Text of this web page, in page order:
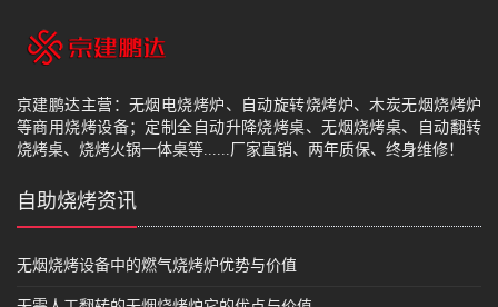
京建鹏达主营：无烟电烧烤炉、自动旋转烧烤炉、木炭无烟烧烤炉
等商用烧烤设备；定制全自动升降烧烤桌、无烟烧烤桌、自动翻转
烧烤桌、烧烤火锅一体桌等......厂家直销、两年质保、终身维修！
自助烧烤资讯
无烟烧烤设备中的燃气烧烤炉优势与价值